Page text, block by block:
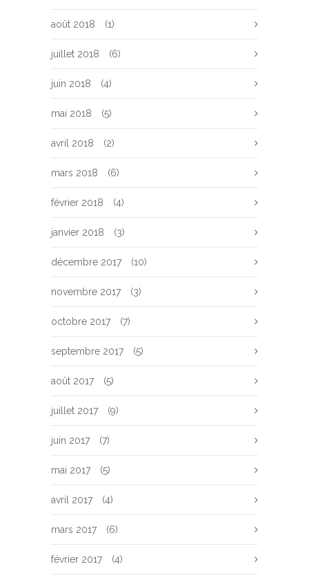
août 2018 (1)
juillet 2018 (6)
juin 2018 (4)
mai 2018 (5)
avril 2018 (2)
mars 2018 (6)
février 2018 (4)
janvier 2018 (3)
décembre 2017 (10)
novembre 2017 (3)
octobre 2017 (7)
septembre 2017 (5)
août 2017 (5)
juillet 2017 (9)
juin 2017 (7)
mai 2017 (5)
avril 2017 (4)
mars 2017 (6)
février 2017 (4)